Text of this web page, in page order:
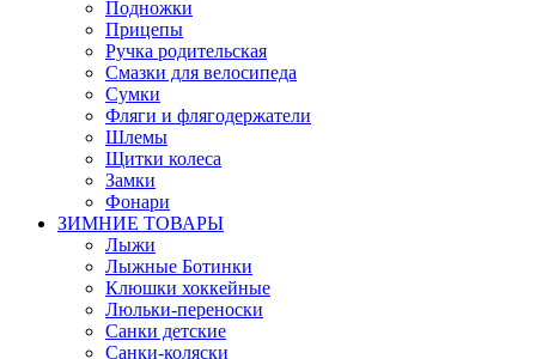
Подножки
Прицепы
Ручка родительская
Смазки для велосипеда
Сумки
Фляги и флягодержатели
Шлемы
Щитки колеса
Замки
Фонари
ЗИМНИЕ ТОВАРЫ
Лыжи
Лыжные Ботинки
Клюшки хоккейные
Люльки-переноски
Санки детские
Санки-коляски